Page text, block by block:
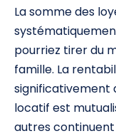
La somme des
pourriez tirer du
famille. La
significativement
locatif est
autres